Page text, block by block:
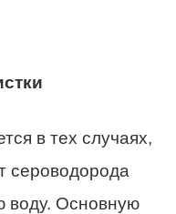
в тех случаях,
сероводорода
воду. Основную